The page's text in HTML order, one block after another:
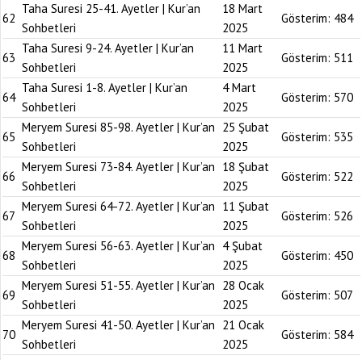
62
Taha Suresi 25-41. Ayetler | Kur’an
Sohbetleri
18 Mart
2025
Gösterim: 484
63
Taha Suresi 9-24. Ayetler | Kur’an
Sohbetleri
11 Mart
2025
Gösterim: 511
64
Taha Suresi 1-8. Ayetler | Kur’an
Sohbetleri
4 Mart
2025
Gösterim: 570
65
Meryem Suresi 85-98. Ayetler | Kur’an
Sohbetleri
25 Şubat
2025
Gösterim: 535
66
Meryem Suresi 73-84. Ayetler | Kur’an
Sohbetleri
18 Şubat
2025
Gösterim: 522
67
Meryem Suresi 64-72. Ayetler | Kur’an
Sohbetleri
11 Şubat
2025
Gösterim: 526
68
Meryem Suresi 56-63. Ayetler | Kur’an
Sohbetleri
4 Şubat
2025
Gösterim: 450
69
Meryem Suresi 51-55. Ayetler | Kur’an
Sohbetleri
28 Ocak
2025
Gösterim: 507
70
Meryem Suresi 41-50. Ayetler | Kur’an
Sohbetleri
21 Ocak
2025
Gösterim: 584